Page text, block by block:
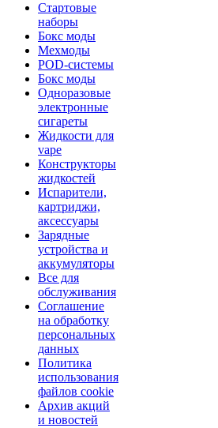
Стартовые
наборы
Бокс моды
Мехмоды
POD-системы
Бокс моды
Одноразовые
электронные
сигареты
Жидкости для
vape
Конструкторы
жидкостей
Испарители,
картриджи,
аксессуары
Зарядные
устройства и
аккумуляторы
Все для
обслуживания
Соглашение
на обработку
персональных
данных
Политика
использования
файлов cookie
Архив акций
и новостей